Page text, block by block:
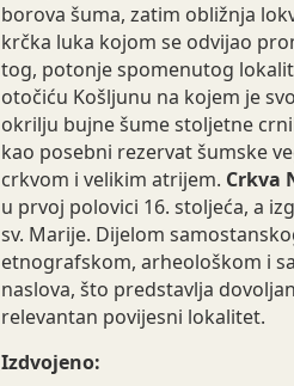
borova šuma, zatim obližnja
krčka luka kojom se odvijao
tog, potonje spomenutog
otočiću Košljunu na kojem je
okrilju bujne šume stoljetne
kao posebni rezervat šumske
crkvom i velikim atrijem. Crkva
u prvoj polovici 16. stoljeća, a
sv. Marije. Dijelom
etnografskom, arheološkom i
naslova, što predstavlja
relevantan povijesni lokalitet.
Izdvojeno: